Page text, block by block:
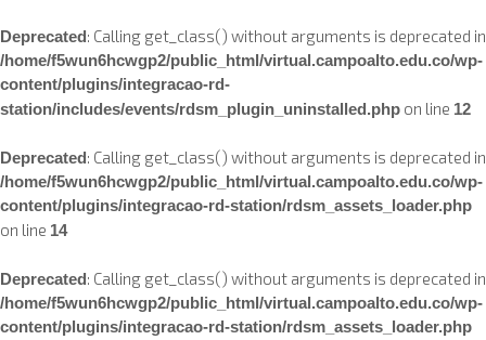
Deprecated: Calling get_class() without arguments is deprecated in
/home/f5wun6hcwgp2/public_html/virtual.campoalto.edu.co/wp-
content/plugins/integracao-rd-
station/includes/events/rdsm_plugin_uninstalled.php on line 12
Deprecated: Calling get_class() without arguments is deprecated in
/home/f5wun6hcwgp2/public_html/virtual.campoalto.edu.co/wp-
content/plugins/integracao-rd-station/rdsm_assets_loader.php
on line 14
Deprecated: Calling get_class() without arguments is deprecated in
/home/f5wun6hcwgp2/public_html/virtual.campoalto.edu.co/wp-
content/plugins/integracao-rd-station/rdsm_assets_loader.php